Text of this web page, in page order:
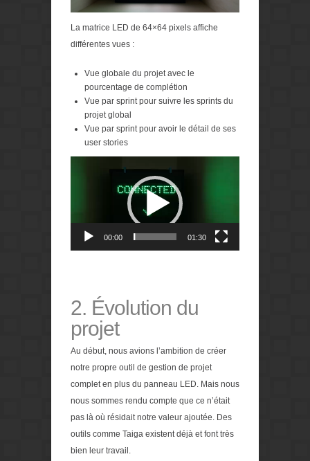
La matrice LED de 64×64 pixels affiche
différentes vues :
Vue globale du projet avec le
pourcentage de complétion
Vue par sprint pour suivre les sprints du
projet global
Vue par sprint pour avoir le détail de ses
user stories
00:00 01:30
2. Évolution du
projet
Au début, nous avions l’ambition de créer
notre propre outil de gestion de projet
complet en plus du panneau LED. Mais nous
nous sommes rendu compte que ce n’était
pas là où résidait notre valeur ajoutée. Des
outils comme Taiga existent déjà et font très
bien leur travail.